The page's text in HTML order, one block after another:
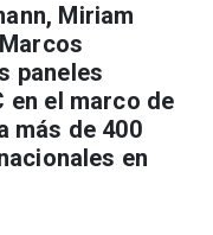
Miriam
paneles
en el marco de
más de 400
en